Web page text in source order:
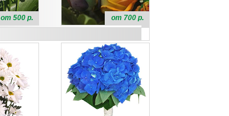
от 500 р. от 700 р.